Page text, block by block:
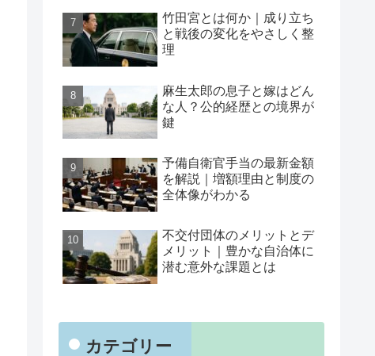
竹田宮とは何か｜成り立ち
と戦後の変化をやさしく整
理
麻生太郎の息子と嫁はどん
な人？公的経歴との境界が
鍵
予備自衛官手当の最新金額
を解説｜増額理由と制度の
全体像がわかる
不交付団体のメリットとデ
メリット｜豊かな自治体に
潜む意外な課題とは
カテゴリー